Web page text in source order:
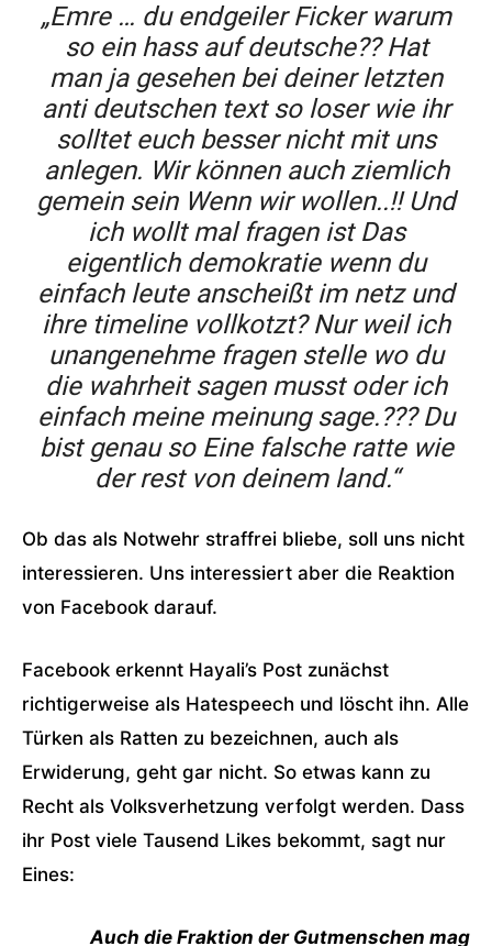
„Emre … du endgeiler Ficker warum
so ein hass auf deutsche?? Hat
man ja gesehen bei deiner letzten
anti deutschen text so loser wie ihr
solltet euch besser nicht mit uns
anlegen. Wir können auch ziemlich
gemein sein Wenn wir wollen..!! Und
ich wollt mal fragen ist Das
eigentlich demokratie wenn du
einfach leute anscheißt im netz und
ihre timeline vollkotzt? Nur weil ich
unangenehme fragen stelle wo du
die wahrheit sagen musst oder ich
einfach meine meinung sage.??? Du
bist genau so Eine falsche ratte wie
der rest von deinem land.“
Ob das als Notwehr straffrei bliebe, soll uns nicht
interessieren. Uns interessiert aber die Reaktion
von Facebook darauf.
Facebook erkennt Hayali’s Post zunächst
richtigerweise als Hatespeech und löscht ihn. Alle
Türken als Ratten zu bezeichnen, auch als
Erwiderung, geht gar nicht. So etwas kann zu
Recht als Volksverhetzung verfolgt werden. Dass
ihr Post viele Tausend Likes bekommt, sagt nur
Eines:
Auch die Fraktion der Gutmenschen mag